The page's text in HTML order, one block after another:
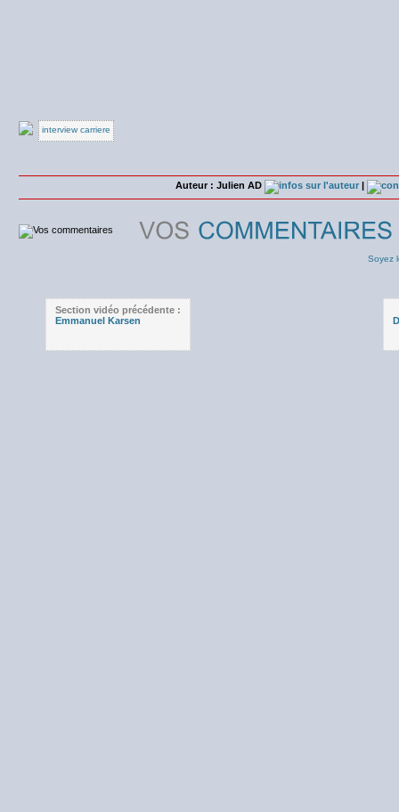
interview carriere
Auteur : Julien AD
Soyez
Section vidéo précédente :
Emmanuel Karsen